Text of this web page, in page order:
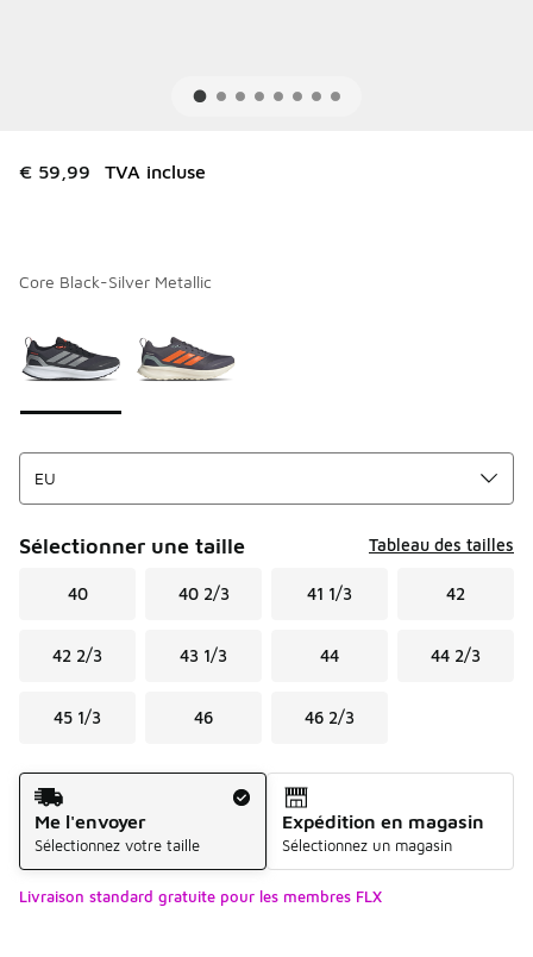
€ 59,99 TVA incluse
Core Black-Silver Metallic
Sélectionner une taille Tableau des tailles
40 40 2/3 41 1/3 42
42 2/3 43 1/3 44 44 2/3
45 1/3 46 46 2/3
Mode d'expédition
Me l'envoyer
Sélectionnez votre taille
Expédition en magasin
Sélectionnez un magasin
Livraison standard gratuite pour les membres FLX